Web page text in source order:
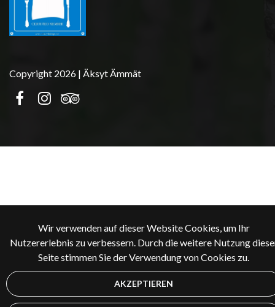
Wir verwenden auf dieser Website Cookies, um Ihr
Nutzererlebnis zu verbessern. Durch die weitere Nutzung
Seite stimmen Sie der Verwendung von Cookies zu.
AKZEPTIEREN
Copyright 2026 | Äksyt Ämmät